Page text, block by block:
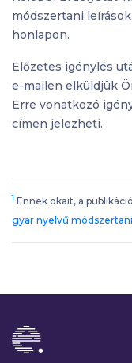
módszertani
honlapon.
Előzetes igénylés
e-mailen elküldjük
Erre vonatkozó
címen jelezheti.
1 Ennek okait, a
gyar nyelvű